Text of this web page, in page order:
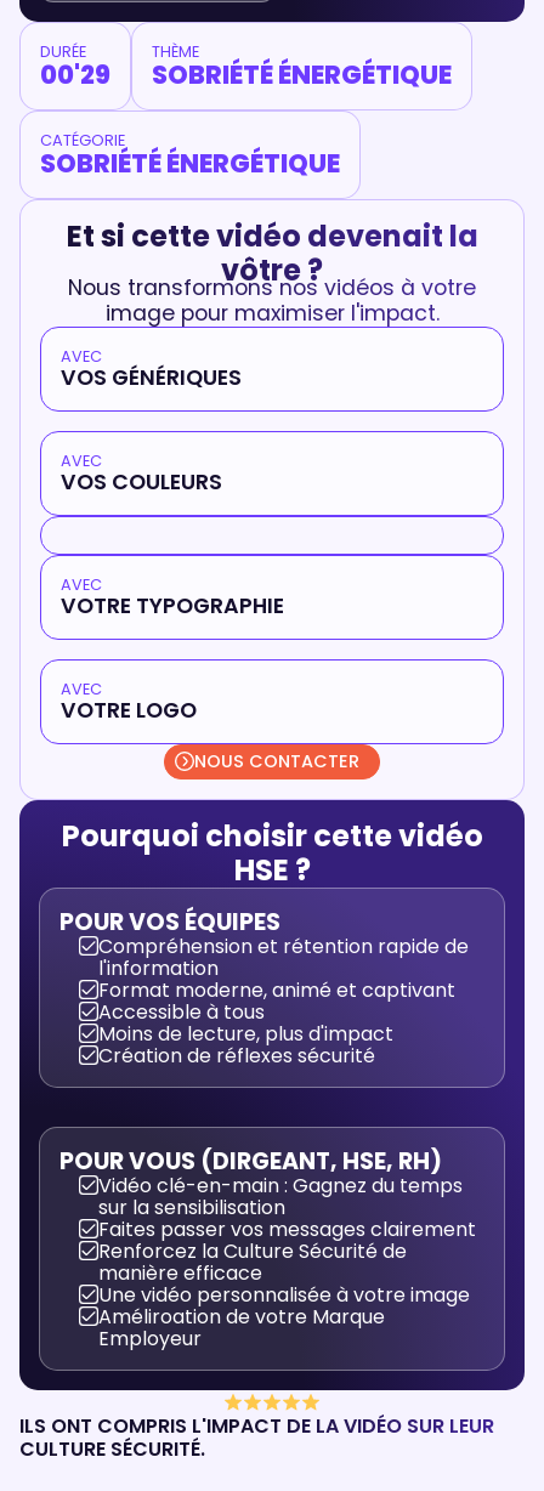
DURÉE
00'29
THÈME
SOBRIÉTÉ ÉNERGÉTIQUE
CATÉGORIE
SOBRIÉTÉ ÉNERGÉTIQUE
Et si cette vidéo devenait la
vôtre ?
Nous transformons nos vidéos à votre
image pour maximiser l'impact.
AVEC
VOS GÉNÉRIQUES
AVEC
VOS COULEURS
AVEC
VOTRE TYPOGRAPHIE
AVEC
VOTRE LOGO
NOUS CONTACTER
Pourquoi choisir cette vidéo
HSE ?
POUR VOS ÉQUIPES
Compréhension et rétention rapide de
l'information
Format moderne, animé et captivant
Accessible à tous
Moins de lecture, plus d'impact
Création de réflexes sécurité
POUR VOUS (DIRGEANT, HSE, RH)
Vidéo clé-en-main : Gagnez du temps
sur la sensibilisation
Faites passer vos messages clairement
Renforcez la Culture Sécurité de
manière efficace
Une vidéo personnalisée à votre image
Améliroation de votre Marque
Employeur
ILS ONT COMPRIS L'IMPACT DE LA VIDÉO SUR LEUR
CULTURE SÉCURITÉ.